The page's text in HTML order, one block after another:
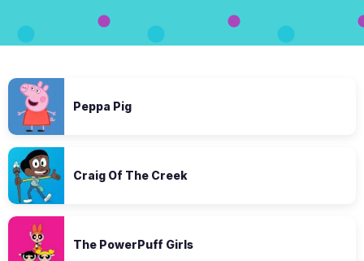
Peppa Pig
Craig Of The Creek
The PowerPuff Girls